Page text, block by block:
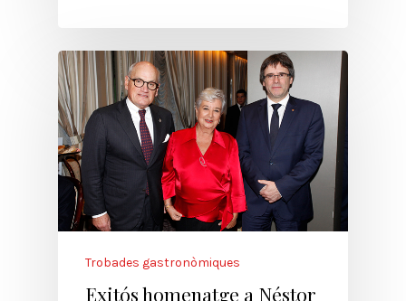
Trobades gastronòmiques
Exitós homenatge a Néstor